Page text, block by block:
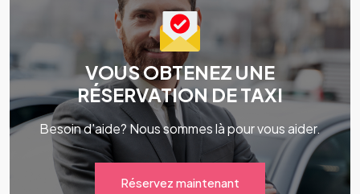
VOUS OBTENEZ UNE
RÉSERVATION DE TAXI
Besoin d'aide? Nous sommes là pour vous aider.
Réservez maintenant